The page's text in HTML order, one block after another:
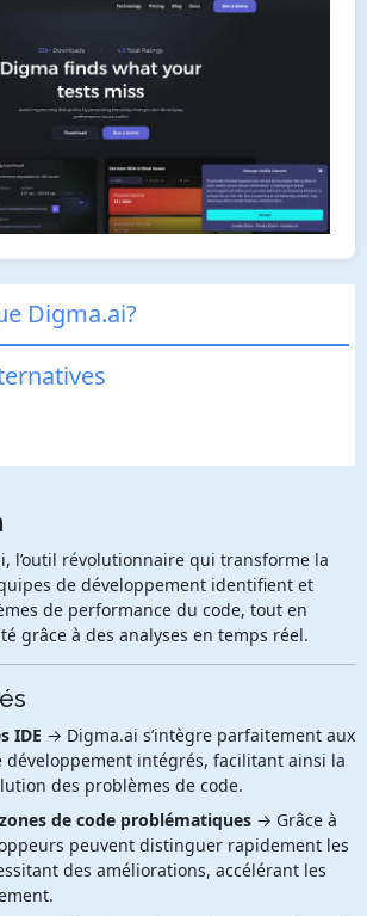
Digma.ai?
l’outil révolutionnaire qui transforme la
de développement identifient et
de performance du code, tout en
grâce à des analyses en temps réel.
IDE → Digma.ai s’intègre parfaitement aux
développement intégrés, facilitant ainsi la
des problèmes de code.
de code problématiques→ Grâce à
peuvent distinguer rapidement les
des améliorations, accélérant les